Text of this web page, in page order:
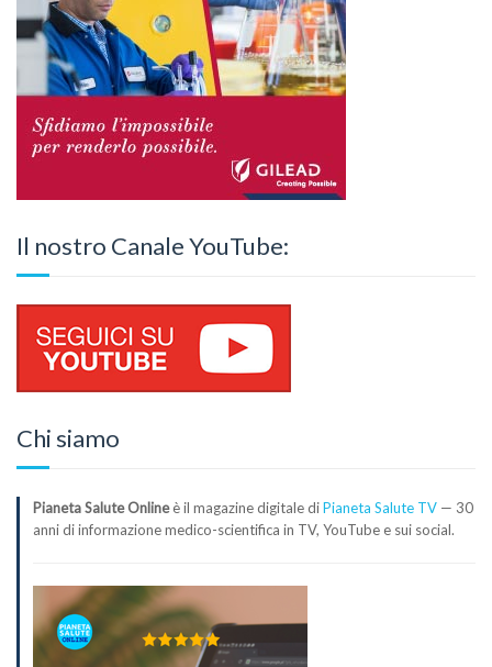
Il nostro Canale YouTube:
Chi siamo
Pianeta Salute Onlineè il magazine digitale diPianeta Salute TV — 30
anni di informazione medico-scientifica in TV, YouTube e sui social.